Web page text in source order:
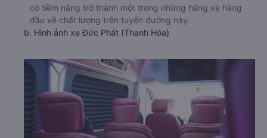
có tiềm năng trở thành một trong những hãng xe hàng
đầu về chất lượng trên tuyến đường này.
b. Hình ảnh xe Đức Phát (Thanh Hóa)